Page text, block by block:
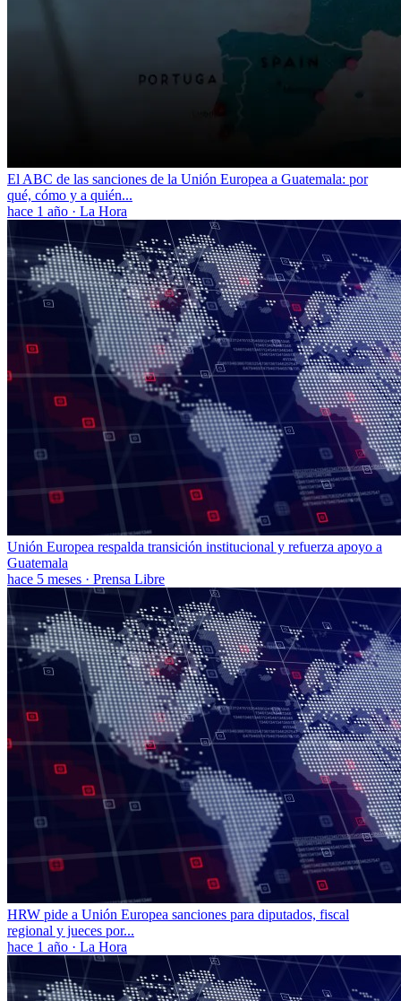
El ABC de las sanciones de la Unión Europea a Guatemala: por
qué, cómo y a quién...
hace 1 año · La Hora
Unión Europea respalda transición institucional y refuerza apoyo a
Guatemala
hace 5 meses · Prensa Libre
HRW pide a Unión Europea sanciones para diputados, fiscal
regional y jueces por...
hace 1 año · La Hora